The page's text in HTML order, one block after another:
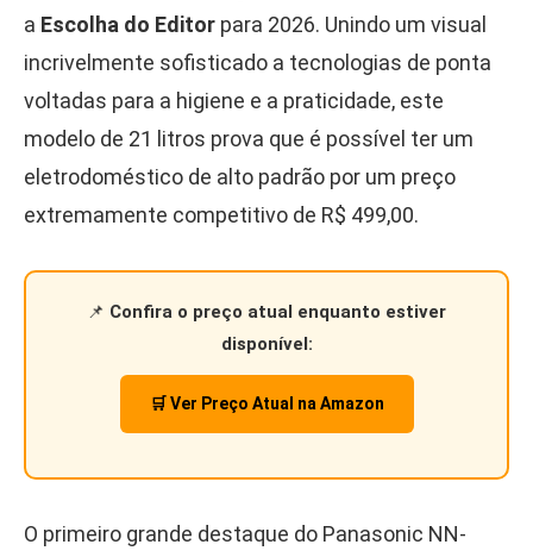
a Escolha do Editor para 2026. Unindo um visual
incrivelmente sofisticado a tecnologias de ponta
voltadas para a higiene e a praticidade, este
modelo de 21 litros prova que é possível ter um
eletrodoméstico de alto padrão por um preço
extremamente competitivo de R$ 499,00.
📌 Confira o preço atual enquanto estiver
disponível:
🛒 Ver Preço Atual na Amazon
O primeiro grande destaque do Panasonic NN-